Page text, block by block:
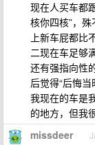
现在人买车都
核你四核”，
上新车屁都比
二现在车足够
还有强指向性
后觉得“后悔当
我现在的车是
的地方，但我
missdeer